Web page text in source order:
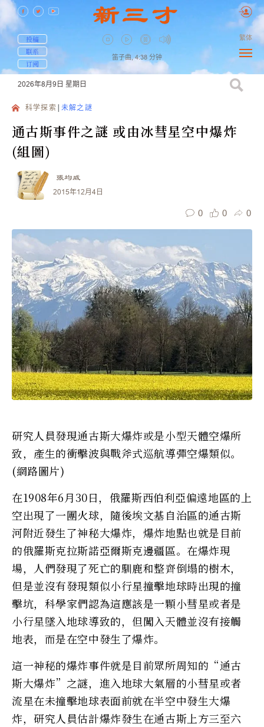
投稿
联系
订阅
笛子曲, 4:38 分钟
繁体
2026年8月9日 星期日
科学探索 未解之謎
通古斯事件之謎 或由冰彗星空中爆炸
(組圖)
張均威
2015年12月4日
0 0 0
研究人員發現通古斯大爆炸或是小型天體空爆所
致，產生的衝擊波與戰斧式巡航導彈空爆類似。
(網路圖片)
在1908年6月30日，俄羅斯西伯利亞偏遠地區的上
空出現了一團火球，隨後埃文基自治區的通古斯
河附近發生了神秘大爆炸，爆炸地點也就是目前
的俄羅斯克拉斯諾亞爾斯克邊疆區。在爆炸現
場，人們發現了死亡的馴鹿和整齊倒塌的樹木，
但是並沒有發現類似小行星撞擊地球時出現的撞
擊坑，科學家們認為這應該是一顆小彗星或者是
小行星墜入地球導致的，但闖入天體並沒有接觸
地表，而是在空中發生了爆炸。
這一神秘的爆炸事件就是目前眾所周知的“通古
斯大爆炸”之謎，進入地球大氣層的小彗星或者
流星在未撞擊地球表面前就在半空中發生大爆
炸，研究人員估計爆炸發生在通古斯上方三至六